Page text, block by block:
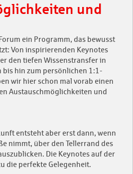
und
ein Programm, das bewusst
Von inspirierenden Keynotes
den tiefen Wissenstransfer in
hin zum persönlichen 1:1-
wir hier schon mal vorab einen
Austauschmöglichkeiten und
entsteht aber erst dann, wenn
nimmt, über den Tellerrand des
Die Keynotes auf der
die perfekte Gelegenheit.